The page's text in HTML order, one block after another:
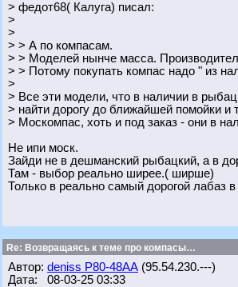
> федот68( Калуга) писал:
>
>
> > А по компасам.
> > Моделей нынче масса.
> > Потому покупать компас надо " из
>
> Все эти модели, что в наличии в
> найти дорогу до ближайшей помойки
> Москомпас, хоть и под заказ - они в
Не ипи моск.
Зайди не в дешманский рыбацкий, а в
Там - выбор реально ширее.( ширше)
Только в реально самый дорогой лабаз
Re: Возвращаясь к теме про компасы…
Автор: deniss Р80-48АА (95.54.230.---)
Дата: 08-03-25 03:33